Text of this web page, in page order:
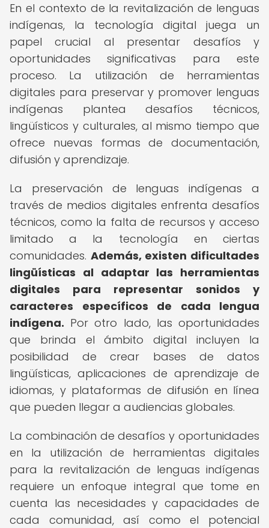
En el contexto de la revitalización de lenguas
indígenas, la tecnología digital juega un
papel crucial al presentar desafíos y
oportunidades significativas para este
proceso. La utilización de herramientas
digitales para preservar y promover lenguas
indígenas plantea desafíos técnicos,
lingüísticos y culturales, al mismo tiempo que
ofrece nuevas formas de documentación,
difusión y aprendizaje.
La preservación de lenguas indígenas a
través de medios digitales enfrenta desafíos
técnicos, como la falta de recursos y acceso
limitado a la tecnología en ciertas
comunidades. Además, existen dificultades
lingüísticas al adaptar las herramientas
digitales para representar sonidos y
caracteres específicos de cada lengua
indígena. Por otro lado, las oportunidades
que brinda el ámbito digital incluyen la
posibilidad de crear bases de datos
lingüísticas, aplicaciones de aprendizaje de
idiomas, y plataformas de difusión en línea
que pueden llegar a audiencias globales.
La combinación de desafíos y oportunidades
en la utilización de herramientas digitales
para la revitalización de lenguas indígenas
requiere un enfoque integral que tome en
cuenta las necesidades y capacidades de
cada comunidad, así como el potencial